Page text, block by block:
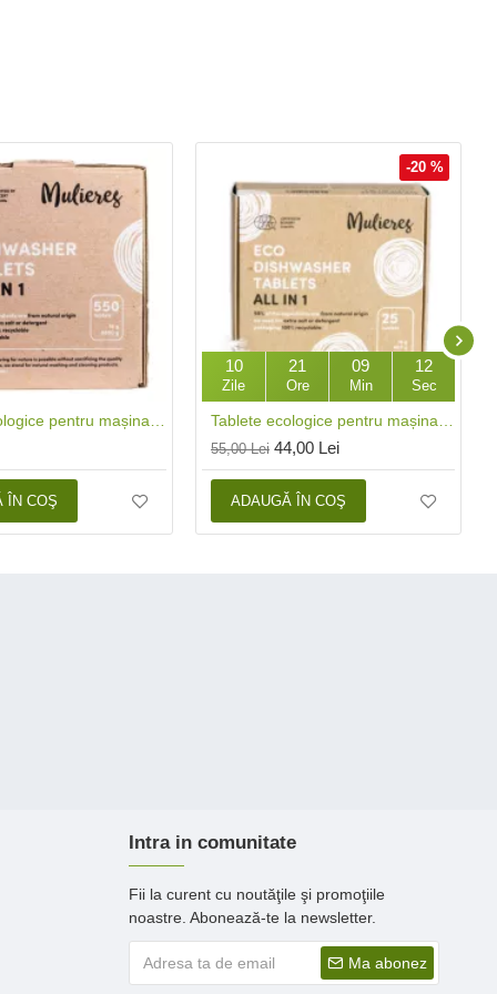
ÎN COŞ
-20 %
10
Zile
21
Ore
09
Min
11
Sec
55,00 Lei 44,00 Lei
ADAUGĂ ÎN COŞ
Intra in comunitate
Fii la curent cu noutăţile şi promoţiile
noastre. Abonează-te la newsletter.
Ma abonez